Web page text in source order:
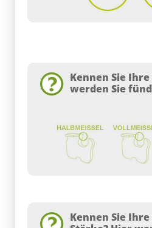
Kennen Sie
werden Sie
Kennen Sie